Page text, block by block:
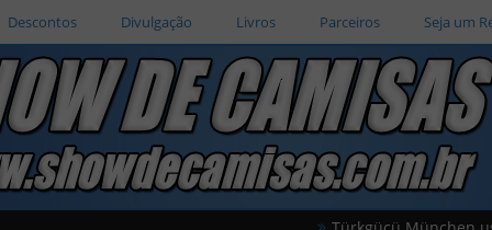
Descontos Divulgação Livros Parceiros Seja um